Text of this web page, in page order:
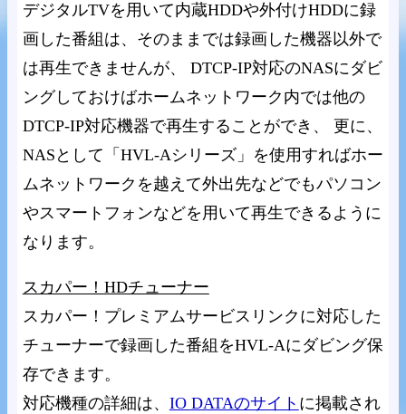
デジタルTVを用いて内蔵HDDや外付けHDDに録
画した番組は、そのままでは録画した機器以外で
は再生できませんが、 DTCP-IP対応のNASにダビ
ングしておけばホームネットワーク内では他の
DTCP-IP対応機器で再生することができ、 更に、
NASとして「HVL-Aシリーズ」を使用すればホー
ムネットワークを越えて外出先などでもパソコン
やスマートフォンなどを用いて再生できるように
なります。
スカパー！HDチューナー
スカパー！プレミアムサービスリンクに対応した
チューナーで録画した番組をHVL-Aにダビング保
存できます。
対応機種の詳細は、 IO DATAのサイト に掲載され